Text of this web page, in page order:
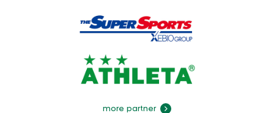
more partner